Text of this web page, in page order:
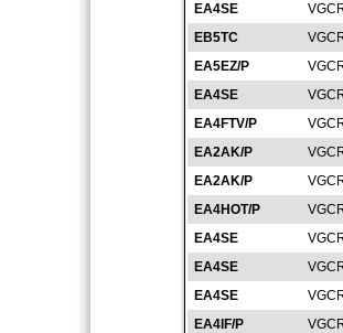
EA4SE
EB5TC
EA5EZ/P
EA4SE
EA4FTV/P
EA2AK/P
EA2AK/P
EA4HOT/P
EA4SE
EA4SE
EA4SE
EA4IF/P